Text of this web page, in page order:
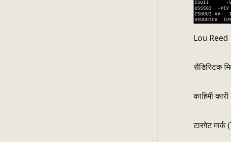
Lou Reed
सैडिस्टिक
काहिमी कारी
टारगेट